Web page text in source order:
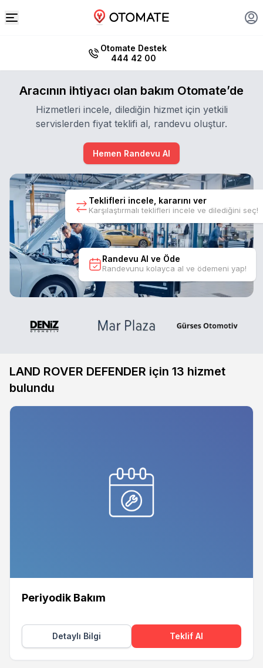
Otomate Destek
444 42 00
Aracının ihtiyacı olan bakım Otomate’de
Hizmetleri incele, dilediğin hizmet için yetkili
servislerden fiyat teklifi al, randevu oluştur.
Hemen Randevu Al
Teklifleri incele, kararını ver
Karşılaştırmalı teklifleri incele ve dilediğini seç!
Randevu Al ve Öde
Randevunu kolayca al ve ödemeni yap!
LAND ROVER DEFENDER için 13 hizmet
bulundu
Periyodik Bakım
Detaylı Bilgi Teklif Al